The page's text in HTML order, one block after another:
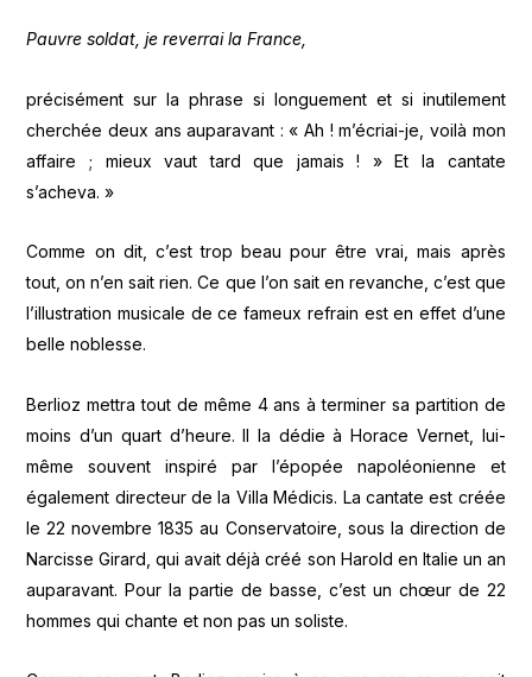
Pauvre soldat, je reverrai la France,
précisément sur la phrase si longuement et si inutilement
cherchée deux ans auparavant : « Ah ! m’écriai-je, voilà mon
affaire ; mieux vaut tard que jamais ! » Et la cantate
s’acheva. »
Comme on dit, c’est trop beau pour être vrai, mais après
tout, on n’en sait rien. Ce que l’on sait en revanche, c’est que
l’illustration musicale de ce fameux refrain est en effet d’une
belle noblesse.
Berlioz mettra tout de même 4 ans à terminer sa partition de
moins d’un quart d’heure. Il la dédie à Horace Vernet, lui-
même souvent inspiré par l’épopée napoléonienne et
également directeur de la Villa Médicis. La cantate est créée
le 22 novembre 1835 au Conservatoire, sous la direction de
Narcisse Girard, qui avait déjà créé son Harold en Italie un an
auparavant. Pour la partie de basse, c’est un chœur de 22
hommes qui chante et non pas un soliste.